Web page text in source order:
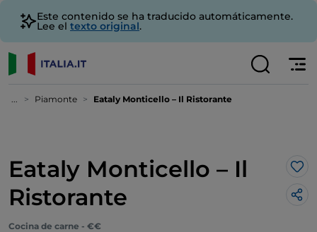
Este contenido se ha traducido automáticamente.
Lee el texto original.
... Piamonte Eataly Monticello – Il Ristorante
Eataly Monticello – Il
Ristorante
Me
Cocina de carne - €€